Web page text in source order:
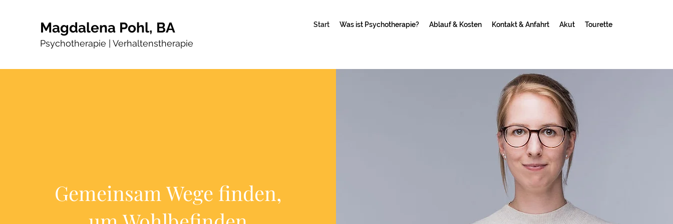
Magdalena Pohl, BA
Psychotherapie | Verhaltenstherapie
Start Was ist Psychotherapie? Ablauf & Kosten Kontakt & Anfahrt Akut Tourette
Gemeinsam Wege finden,